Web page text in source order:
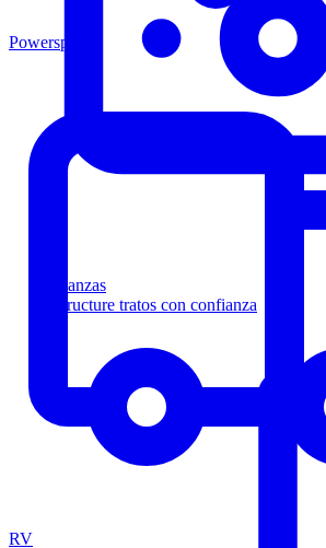
Finanzas
Estructure tratos con confianza
Powersports
RV